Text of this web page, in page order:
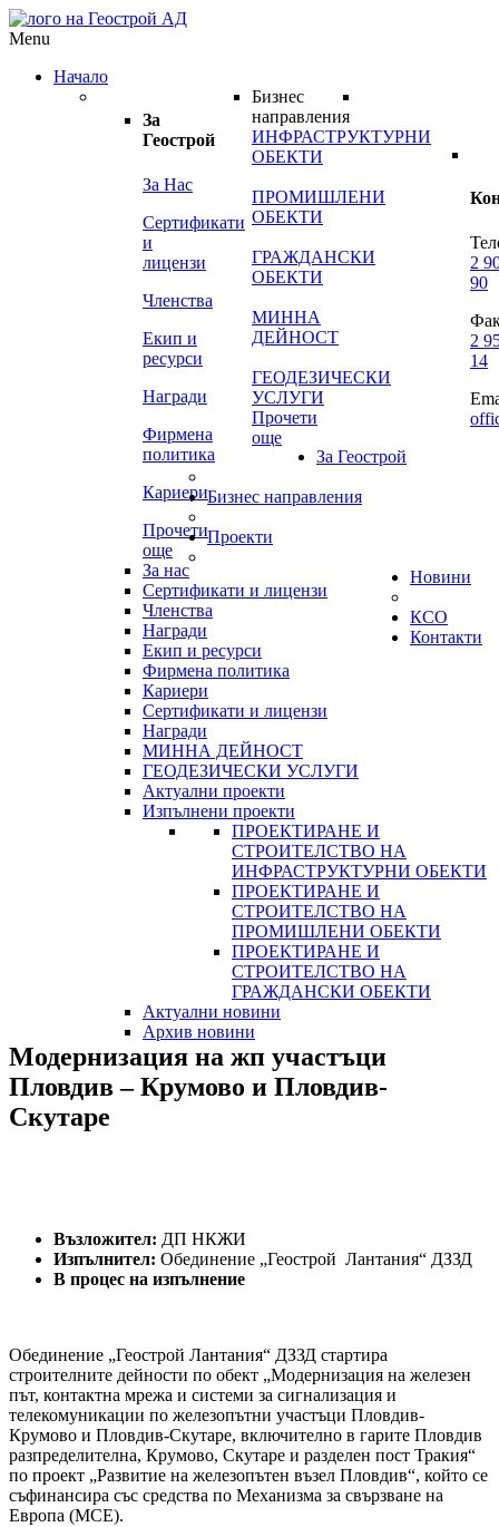
Menu
Начало
За
Геострой
За Нас
Сертификати
и
лицензи
Членства
Екип и
ресурси
Награди
Фирмена
политика
Кариери
Прочети
още
Бизнес
направления
ИНФРАСТРУКТУРНИ
ОБЕКТИ
ПРОМИШЛЕНИ
ОБЕКТИ
ГРАЖДАНСКИ
ОБЕКТИ
МИННА
ДЕЙНОСТ
ГЕОДЕЗИЧЕСКИ
УСЛУГИ
Прочети
още
2
90
2
14
За Геострой
За нас
Сертификати и лицензи
Членства
Награди
Екип и ресурси
Фирмена политика
Кариери
Сертификати и лицензи
Награди
Бизнес направления
МИННА ДЕЙНОСТ
ГЕОДЕЗИЧЕСКИ УСЛУГИ
Проекти
Актуални проекти
Изпълнени проекти
ПРОЕКТИРАНЕ И
СТРОИТЕЛСТВО НА
ИНФРАСТРУКТУРНИ ОБЕКТИ
ПРОЕКТИРАНЕ И
СТРОИТЕЛСТВО НА
ПРОМИШЛЕНИ ОБЕКТИ
ПРОЕКТИРАНЕ И
СТРОИТЕЛСТВО НА
ГРАЖДАНСКИ ОБЕКТИ
Новини
Актуални новини
Архив новини
КСО
Контакти
Модернизация на жп участъци
Пловдив – Крумово и Пловдив-
Скутаре
Възложител: ДП НКЖИ
Изпълнител: Обединение „Геострой Лантания“ ДЗЗД
В процес на изпълнение
Обединение „Геострой Лантания“ ДЗЗД стартира
строителните дейности по обект „Модернизация на железен
път, контактна мрежа и системи за сигнализация и
телекомуникации по железопътни участъци Пловдив-
Крумово и Пловдив-Скутаре, включително в гарите Пловдив
разпределителна, Крумово, Скутаре и разделен пост Тракия“
по проект „Развитие на железопътен възел Пловдив“, който се
съфинансира със средства по Механизма за свързване на
Европа (МСЕ).